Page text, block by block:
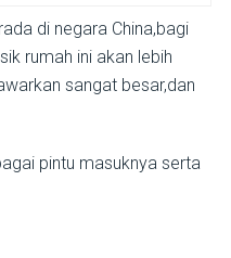
di negara China,bagi
rumah ini akan lebih
sangat besar,dan
pintu masuknya serta